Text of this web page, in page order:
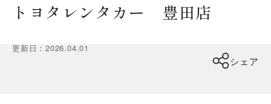
トヨタレンタカー 豊田店
更新日 ：2026.04.01
シェア